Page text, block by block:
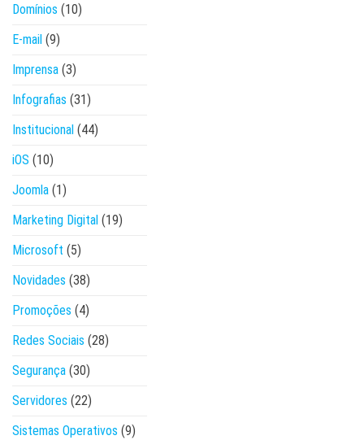
Domínios (10)
E-mail (9)
Imprensa (3)
Infografias (31)
Institucional (44)
iOS (10)
Joomla (1)
Marketing Digital (19)
Microsoft (5)
Novidades (38)
Promoções (4)
Redes Sociais (28)
Segurança (30)
Servidores (22)
Sistemas Operativos (9)